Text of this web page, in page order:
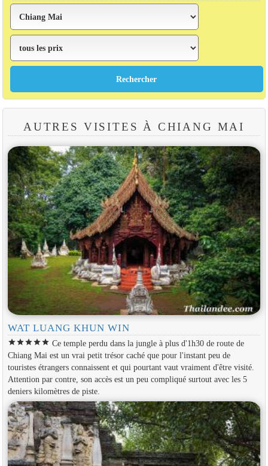
AUTRES VISITES À CHIANG MAI
WAT LUANG KHUN WIN
starstarstarstarstar Ce temple perdu dans la jungle à plus d'1h30 de route de
Chiang Mai est un vrai petit trésor caché que pour l'instant peu de
touristes étrangers connaissent et qui pourtant vaut vraiment d'être visité.
Attention par contre, son accès est un peu compliqué surtout avec les 5
deniers kilomètres de piste.